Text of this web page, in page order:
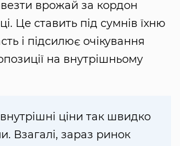
врожай за кордон
Це ставить під сумнів їхню
і підсилює очікування
на внутрішньому
ціни так швидко
Взагалі, зараз ринок